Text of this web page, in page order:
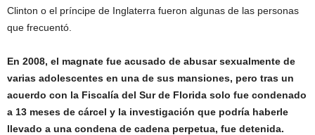
Clinton o el príncipe de Inglaterra fueron algunas de las personas
que frecuentó.
En 2008, el magnate fue acusado de abusar sexualmente de
varias adolescentes en una de sus mansiones, pero tras un
acuerdo con la Fiscalía del Sur de Florida solo fue condenado
a 13 meses de cárcel y la investigación que podría haberle
llevado a una condena de cadena perpetua, fue detenida.